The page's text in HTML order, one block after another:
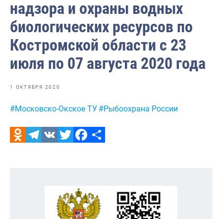
Видео
Отраслевые СМИ
Выставки и конференции
Научно-практическая литература
Большая африканская экспедиция
надзора и охраны водных
биологических ресурсов по
Костромской области с 23
июля по 07 августа 2020 года
1 ОКТЯБРЯ 2020
Метки:
#Московско-Окское ТУ #Рыбоохрана России